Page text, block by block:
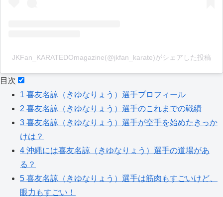
JKFan_KARATEDOmagazine(@jkfan_karate)がシェアした投稿
目次
1 喜友名諒（きゆなりょう）選手プロフィール
2 喜友名諒（きゆなりょう）選手のこれまでの戦績
3 喜友名諒（きゆなりょう）選手が空手を始めたきっか
けは？
4 沖縄には喜友名諒（きゆなりょう）選手の道場があ
る？
5 喜友名諒（きゆなりょう）選手は筋肉もすごいけど、
眼力もすごい！